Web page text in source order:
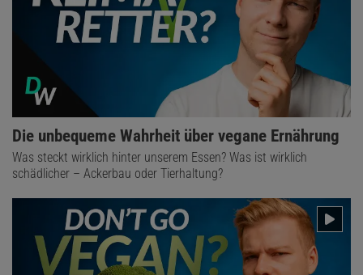
Die unbequeme Wahrheit über vegane Ernährung
Was steckt wirklich hinter unserem Essen? Was ist wirklich
schädlicher – Ackerbau oder Tierhaltung?